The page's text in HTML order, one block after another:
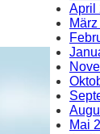
April
Mai